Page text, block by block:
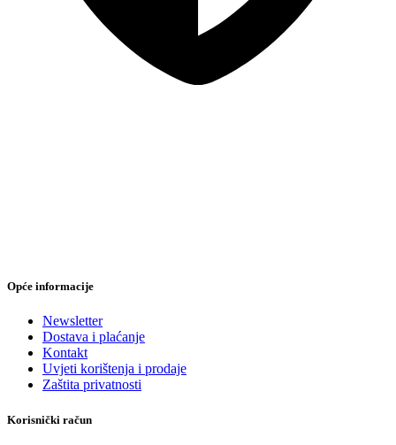
Opće informacije
Newsletter
Dostava i plaćanje
Kontakt
Uvjeti korištenja i prodaje
Zaštita privatnosti
Korisnički račun